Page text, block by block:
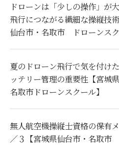
ドローンは「少しの操作」が
飛行につながる繊細な操縦技
仙台市・名取市 ドローンスク
夏のドローン飛行で気を付け
ッテリー管理の重要性【宮城
名取市ドローンスクール】
無人航空機操縦士資格の保有
／３【宮城県仙台市・名取市